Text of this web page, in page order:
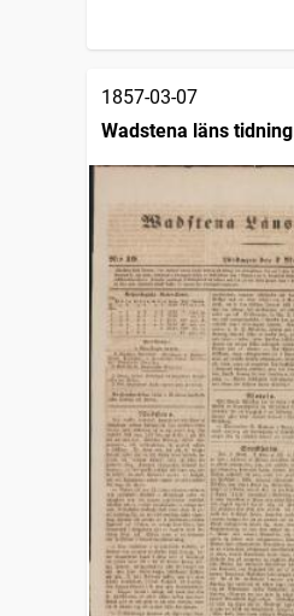
1857-03-07
Wadstena läns tidning